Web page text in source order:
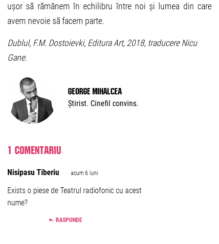
ușor să rămânem în echilibru între noi și lumea din care
avem nevoie să facem parte.
Dublul, F.M. Dostoievki, Editura Art, 2018, traducere Nicu
Gane.
George Mihalcea
Știrist. Cinefil convins.
1 comentariu
Nisipasu Tiberiu acum 6 luni
Exists o piese de Teatrul radiofonic cu acest
nume?
RASPUNDE